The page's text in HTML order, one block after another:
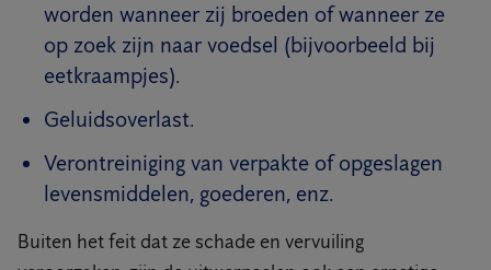
worden wanneer zij broeden of wanneer ze
op zoek zijn naar voedsel (bijvoorbeeld bij
eetkraampjes).
Geluidsoverlast.
Verontreiniging van verpakte of opgeslagen
levensmiddelen, goederen, enz.
Buiten het feit dat ze schade en vervuiling